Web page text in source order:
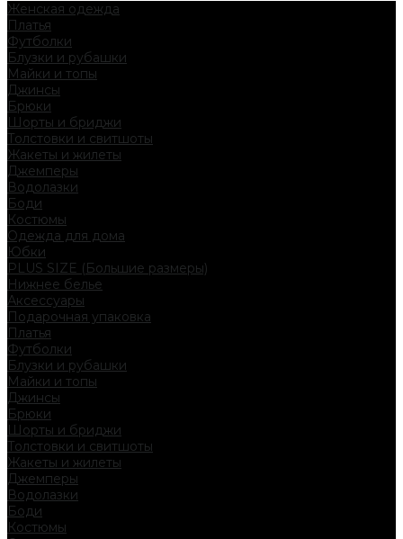
Женская одежда
Платья
Футболки
Блузки и рубашки
Майки и топы
Джинсы
Брюки
Шорты и бриджи
Толстовки и свитшоты
Жакеты и жилеты
Джемперы
Водолазки
Боди
Костюмы
Одежда для дома
Юбки
PLUS SIZE (Большие размеры)
Нижнее белье
Аксессуары
Подарочная упаковка
Платья
Футболки
Блузки и рубашки
Майки и топы
Джинсы
Брюки
Шорты и бриджи
Толстовки и свитшоты
Жакеты и жилеты
Джемперы
Водолазки
Боди
Костюмы